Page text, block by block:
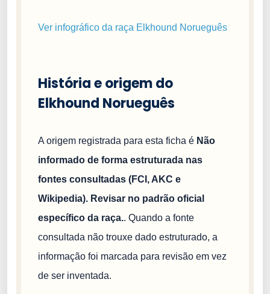
Ver infográfico da raça Elkhound Norueguês
História e origem do
Elkhound Norueguês
A origem registrada para esta ficha é Não
informado de forma estruturada nas
fontes consultadas (FCI, AKC e
Wikipedia). Revisar no padrão oficial
específico da raça.. Quando a fonte
consultada não trouxe dado estruturado, a
informação foi marcada para revisão em vez
de ser inventada.